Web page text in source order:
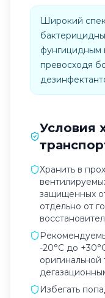
Широкий
фунгицидным
превосходя
Условия
Хранить в
защищенных
отдельно от
-20°C до
Избегать